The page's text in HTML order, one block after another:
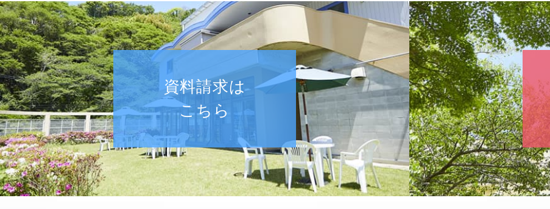
資料請求は
こちら